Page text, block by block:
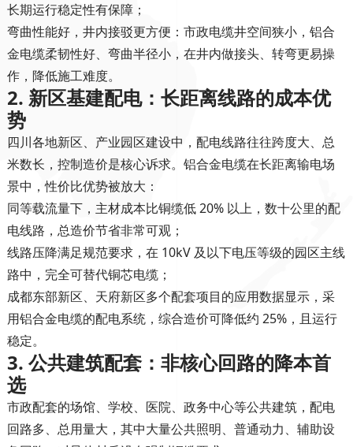
长期运行稳定性有保障；
弯曲性能好，井内接驳更方便 ：市政电缆井空间狭小，铝合
金电缆柔韧性好、弯曲半径小，在井内做接头、转弯更易操
作，降低施工难度。
2. 新区基建配电：长距离线路的成本优
势
四川各地新区、产业园区建设中，配电线路往往跨度大、总
米数长，控制造价是核心诉求。铝合金电缆在长距离输电场
景中，性价比优势被放大：
同等载流量下，主材成本比铜缆低 20% 以上，数十公里的配
电线路，总造价节省非常可观；
线路压降满足规范要求，在 10kV 及以下电压等级的园区主线
路中，完全可替代铜芯电缆；
成都东部新区、天府新区多个配套项目的应用数据显示，采
用铝合金电缆的配电系统，综合造价可降低约 25%，且运行
稳定。
3. 公共建筑配套：非核心回路的降本首
选
市政配套的场馆、学校、医院、政务中心等公共建筑，配电
回路多、总用量大，其中大量公共照明、普通动力、辅助设